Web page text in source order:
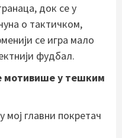
док се у
о тактичком,
се игра мало
фудбал.
мотивише у тешким
главни покретач